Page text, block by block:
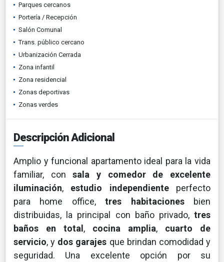
Parques cercanos
Portería / Recepción
Salón Comunal
Trans. público cercano
Urbanización Cerrada
Zona infantil
Zona residencial
Zonas deportivas
Zonas verdes
Descripción Adicional
Amplio y funcional apartamento ideal para la vida
familiar, consala y comedor de excelente
iluminación, estudio independienteperfecto
para home office,tres habitacionesbien
distribuidas, la principal con baño privado, tres
baños en total , cocina amplia, cuarto de
servicio, y dos garajes que brindan comodidad y
seguridad. Una excelente opción por su